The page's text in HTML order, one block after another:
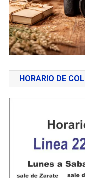
HORARIO DE